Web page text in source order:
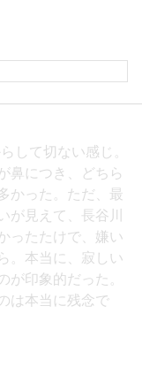
して切ない感じ。
鼻につき、どちら
かった。ただ、最
が見えて、長谷川
ったたけで、嫌い
。本当に、寂しい
が印象的だった。
は本当に残念で